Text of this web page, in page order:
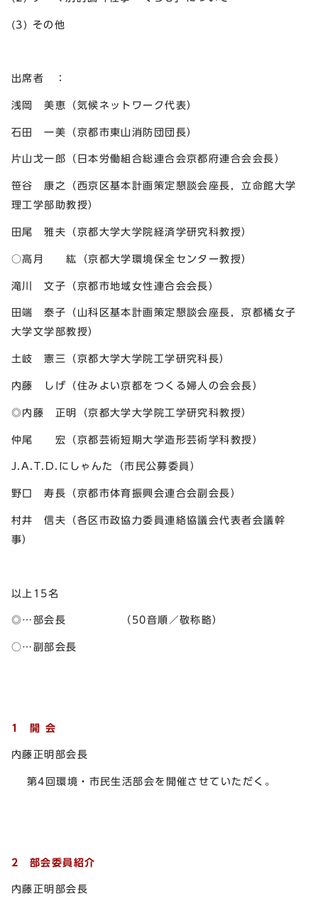
(3) その他
出席者 ：
浅岡 美恵（気候ネットワーク代表）
石田 一美（京都市東山消防団団長）
片山戈一郎（日本労働組合総連合会京都府連合会会長）
笹谷 康之（西京区基本計画策定懇談会座長，立命館大学
理工学部助教授）
田尾 雅夫（京都大学大学院経済学研究科教授）
○高月 紘（京都大学環境保全センター教授）
滝川 文子（京都市地域女性連合会会長）
田端 泰子（山科区基本計画策定懇談会座長，京都橘女子
大学文学部教授）
土岐 憲三（京都大学大学院工学研究科長）
内藤 しげ（住みよい京都をつくる婦人の会会長）
◎内藤 正明（京都大学大学院工学研究科教授）
仲尾 宏（京都芸術短期大学造形芸術学科教授）
J.A.T.D.にしゃんた（市民公募委員）
野口 寿長（京都市体育振興会連合会副会長）
村井 信夫（各区市政協力委員連絡協議会代表者会議幹
事
以上15名
◎…部会長 （50音順／敬称略）
○…副部会長
1 開 会
内藤正明部会長
第4回環境・市民生活部会を開催させていただく。
2 部会委員紹介
内藤正明部会長